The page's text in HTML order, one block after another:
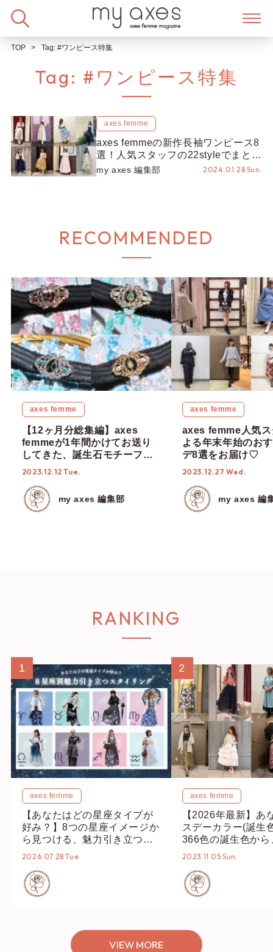
TOP Tag: #ワンピース特集
Tag: #ワンピース特集
axes femme
axes femmeの新作長袖ワンピース8
選！人気スタッフの22styleでまとめ
てご紹介♡
my axes 編集部 2024.01.28 Sun.
RECOMMENDED
axes femme
【12ヶ月分総集編】axes
femmeが1年間かけてお送り
してきた、誕生石モチーフゴ
ムベルトの最終章がついに登
2023.12.12 Tue.
my axes 編集部
axes femme
axes femme人気ス
よる年末年始のお
デ8選をお届け♡
2023.12.27 Wed.
my axes 編
RANKING
1
axes femme
【あなたはどの星座タイプが
好み？】8つの星座イメージか
ら見つける、魅力引き立つス
タイリング♡
2026.07.28 Tue
2
axes femme
【2026年最新】あ
スデーカラー(誕生
366色の誕生色から
誕生色、バースデ
2023.11.05 Sun
VIEW MORE